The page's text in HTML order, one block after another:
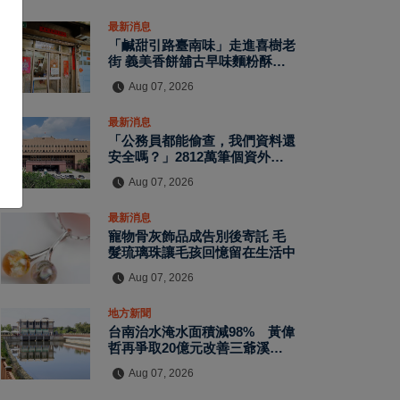
最新消息
「鹹甜引路臺南味」走進喜樹老
街 義美香餅舖古早味麵粉酥、
Aug 07, 2026
最新消息
「公務員都能偷查，我們資料還
安全嗎？」2812萬筆個資外洩
與公務資訊漏洞曝光
Aug 07, 2026
最新消息
寵物骨灰飾品成告別後寄託 毛
髮琉璃珠讓毛孩回憶留在生活中
Aug 07, 2026
地方新聞
台南治水淹水面積減98% 黃偉
哲再爭取20億元改善三爺溪等
Aug 07, 2026